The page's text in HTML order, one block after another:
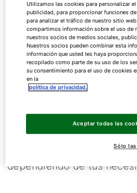
marcha y
04.
Aplicación WOLF
05.
Servicios a un clic
01.Servicios WOLF
especialista cubren una
adaptan a tus
Además puedes
dependiendo de tus
Utilizamos las cookies para personalizar
publicidad, para proporcionar funciones
para analizar el tráfico de nuestro sitio
compartimos información sobre el uso de
nuestros socios de medios sociales,
Nuestros socios pueden combinar esta
información que usted les haya
recopilado como parte de su uso de los
su consentimiento para el uso de cookies
en la
política de privacidad.
Sólo
Aceptar todas las